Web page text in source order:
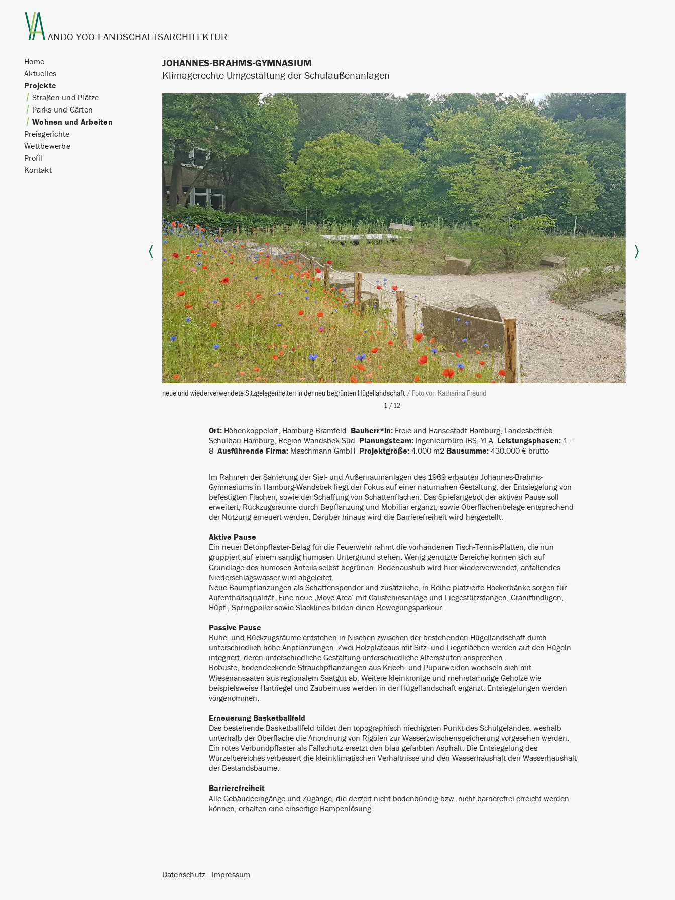
ANDO YOO LANDSCHAFTSARCHITEKTUR
Home
Aktuelles
Projekte
Straßen und Plätze
Parks und Gärten
Wohnen und Arbeiten
Preisgerichte
Wettbewerbe
Profil
Kontakt
JOHANNES-BRAHMS-GYMNASIUM
Klimagerechte Umgestaltung der Schulaußenanlagen
neue und wiederverwendete Sitzgelegenheiten in der neu begrünten Hügellandschaft / Fotovon Katharina Freund
Ort: Höhenkoppelort, Hamburg-Bramfeld Bauherr*in: Freie und Hansestadt Hamburg, Landesbetrieb
Schulbau Hamburg, Region Wandsbek Süd Planungsteam: Ingenieurbüro IBS, YLA Leistungsphasen: 1 –
8 Ausführende Firma: Maschmann GmbH Projektgröße:4.000 m2 Bausumme:430.000 € brutto
Im Rahmen der Sanierung der Siel- und Außenraumanlagen des 1969 erbauten Johannes-Brahms-
Gymnasiums in Hamburg-Wandsbek liegt der Fokus auf einer naturnahen Gestaltung, der Entsiegelung von
befestigten Flächen, sowie der Schaffung von Schattenflächen. Das Spielangebot der aktiven Pause soll
erweitert, Rückzugsräume durch Bepflanzung und Mobiliar ergänzt, sowie Oberflächenbeläge entsprechend
der Nutzung erneuert werden. Darüber hinaus wird die Barrierefreiheit wird hergestellt.
Aktive Pause
Ein neuer Betonpflaster-Belag für die Feuerwehr rahmt die vorhandenen Tisch-Tennis-Platten, die nun
gruppiert auf einem sandig humosen Untergrund stehen. Wenig genutzte Bereiche können sich auf
Grundlage des humosen Anteils selbst begrünen. Bodenaushub wird hier wiederverwendet, anfallendes
Niederschlagswasser wird abgeleitet.
Neue Baumpflanzungen als Schattenspender und zusätzliche, in Reihe platzierte Hockerbänke sorgen für
Aufenthaltsqualität. Eine neue ‚Move Area‘ mit Calistenicsanlage und Liegestützstangen, Granitfindligen,
Hüpf-, Springpoller sowie Slacklines bilden einen Bewegungsparkour.
Passive Pause
Ruhe- und Rückzugsräume entstehen in Nischen zwischen der bestehenden Hügellandschaft durch
unterschiedlich hohe Anpflanzungen. Zwei Holzplateaus mit Sitz- und Liegeflächen werden auf den Hügeln
integriert, deren unterschiedliche Gestaltung unterschiedliche Altersstufen ansprechen.
Robuste, bodendeckende Strauchpflanzungen aus Kriech- und Pupurweiden wechseln sich mit
Wiesenansaaten aus regionalem Saatgut ab. Weitere kleinkronige und mehrstämmige Gehölze wie
beispielsweise Hartriegel und Zaubernuss werden in der Hügellandschaft ergänzt. Entsiegelungen werden
vorgenommen.
Erneuerung Basketballfeld
Das bestehende Basketballfeld bildet den topographisch niedrigsten Punkt des Schulgeländes, weshalb
unterhalb der Oberfläche die Anordnung von Rigolen zur Wasserzwischenspeicherung vorgesehen werden.
Ein rotes Verbundpflaster als Fallschutz ersetzt den blau gefärbten Asphalt. Die Entsiegelung des
Wurzelbereiches verbessert die kleinklimatischen Verhältnisse und den Wasserhaushalt den Wasserhaushalt
der Bestandsbäume.
Barrierefreiheit
Alle Gebäudeeingänge und Zugänge, die derzeit nicht bodenbündig bzw. nicht barrierefrei erreicht werden
können, erhalten eine einseitige Rampenlösung.
Datenschutz Impressum